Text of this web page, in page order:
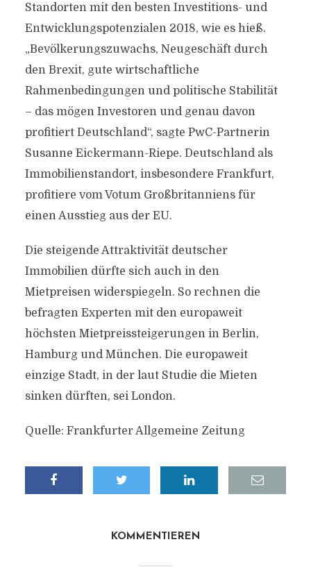
Standorten mit den besten Investitions- und
Entwicklungspotenzialen 2018, wie es hieß.
„Bevölkerungszuwachs, Neugeschäft durch
den Brexit, gute wirtschaftliche
Rahmenbedingungen und politische Stabilität
– das mögen Investoren und genau davon
profitiert Deutschland“, sagte PwC-Partnerin
Susanne Eickermann-Riepe. Deutschland als
Immobilienstandort, insbesondere Frankfurt,
profitiere vom Votum Großbritanniens für
einen Ausstieg aus der EU.
Die steigende Attraktivität deutscher
Immobilien dürfte sich auch in den
Mietpreisen widerspiegeln. So rechnen die
befragten Experten mit den europaweit
höchsten Mietpreissteigerungen in Berlin,
Hamburg und München. Die europaweit
einzige Stadt, in der laut Studie die Mieten
sinken dürften, sei London.
Quelle: Frankfurter Allgemeine Zeitung
KOMMENTIEREN